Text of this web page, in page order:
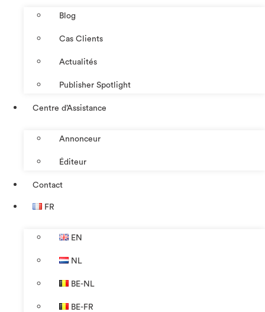
Blog
Cas Clients
Actualités
Publisher Spotlight
Centre d’Assistance
Annonceur
Éditeur
Contact
FR
EN
NL
BE-NL
BE-FR